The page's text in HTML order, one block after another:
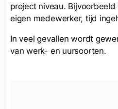
project niveau.
eigen medewerker, tijd
In veel gevallen wordt
van werk- en uursoorten.